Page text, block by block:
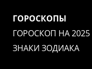
ГОРОСКОПЫ
ГОРОСКОП НА 2025
ЗНАКИ ЗОДИАКА